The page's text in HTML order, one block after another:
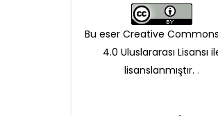
APC ödeme bilgi mesajı
iletilmektedir.
Bu eser Creative
4.0 Uluslararası Lisansı
lisanslanmıştır. .